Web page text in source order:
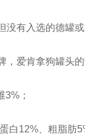
没有入选的德罐
，爱肯拿狗罐头
；
白12%、粗脂